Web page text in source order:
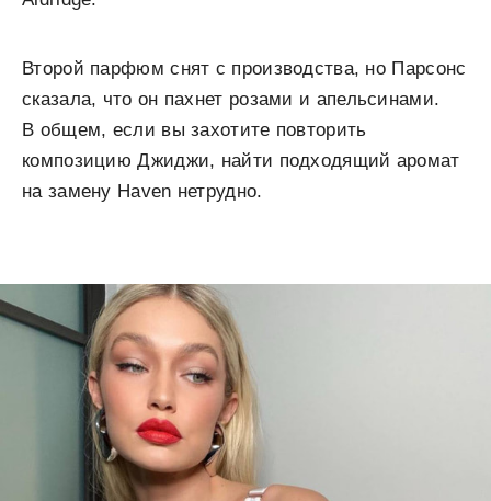
Второй парфюм снят с производства, но Парсонс
сказала, что он пахнет розами и апельсинами.
В общем, если вы захотите повторить
композицию Джиджи, найти подходящий аромат
на замену Haven нетрудно.